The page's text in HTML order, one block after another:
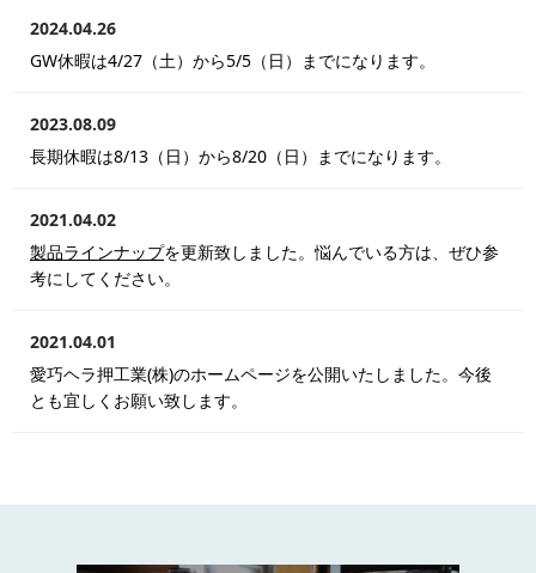
2024.04.26
GW休暇は4/27（土）から5/5（日）までになります。
2023.08.09
長期休暇は8/13（日）から8/20（日）までになります。
2021.04.02
製品ラインナップを更新致しました。悩んでいる方は、ぜひ参
考にしてください。
2021.04.01
愛巧ヘラ押工業(株)のホームページを公開いたしました。今後
とも宜しくお願い致します。